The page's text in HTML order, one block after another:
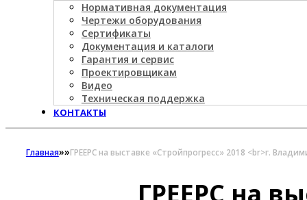
Нормативная документация
Чертежи оборудования
Сертификаты
Документация и каталоги
Гарантия и сервис
Проектировщикам
Видео
Техническая поддержка
КОНТАКТЫ
Главная»»ГРЕЕРС на выставке «Стройпрогресс» 2018 <br>г.